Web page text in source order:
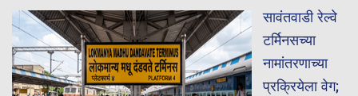
सावंतवाडी रेल्वे
टर्मिनसच्या
नामांतरणाच्या
प्रक्रियेला वेग;